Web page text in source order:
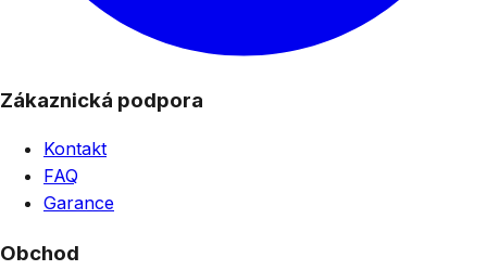
Zákaznická podpora
Kontakt
FAQ
Garance
Obchod